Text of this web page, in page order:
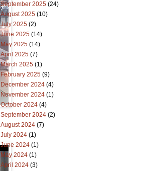
September 2025 (24)
August 2025 (10)
July 2025 (2)
June 2025 (14)
May 2025 (14)
April 2025 (7)
March 2025 (1)
February 2025 (9)
December 2024 (4)
November 2024 (1)
October 2024 (4)
September 2024 (2)
August 2024 (7)
July 2024 (1)
June 2024 (1)
May 2024 (1)
April 2024 (3)